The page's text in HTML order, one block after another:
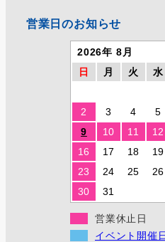
営業日のお知らせ
2026年 8月
日
月 火 水
2
3 4 5
9
10 11 12
16
17 18 19
23
24 25 26
30
31
営業休止日
イベント開催